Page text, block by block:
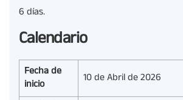
6 días.
Calendario
Fecha de
inicio
10 de Abril de 2026